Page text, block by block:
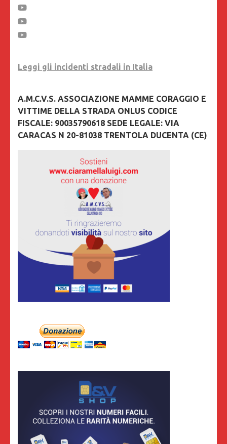
Leggi gli incidenti stradali in Italia
A.M.C.V.S. ASSOCIAZIONE MAMME CORAGGIO E
VITTIME DELLA STRADA ONLUS CODICE
FISCALE: 90035790618 SEDE LEGALE: VIA
CARACAS N 20-81038 TRENTOLA DUCENTA (CE)